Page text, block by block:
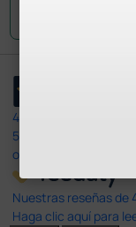
4,4
597
opiniones
Nuestras reseñas de
Haga clic aquí para